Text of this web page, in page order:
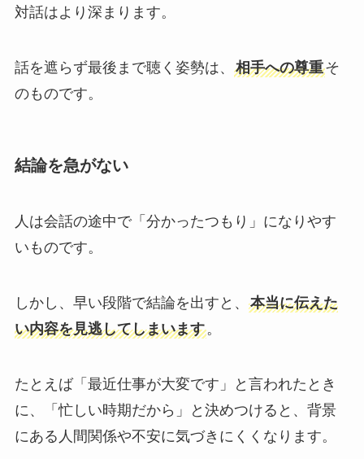
対話はより深まります。
話を遮らず最後まで聴く姿勢は、 相手への尊重そ
のものです。
結論を急がない
人は会話の途中で「分かったつもり」になりやす
いものです。
しかし、早い段階で結論を出すと、 本当に伝えた
い内容を見逃してしまいます。
たとえば「最近仕事が大変です」と言われたとき
に、「忙しい時期だから」と決めつけると、背景
にある人間関係や不安に気づきにくくなります。